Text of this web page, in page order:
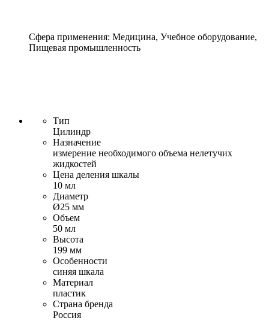
Сфера применения: Медицина, Учебное оборудование,
Пищевая промышленность
Тип
Цилиндр
Назначение
измерение необходимого объема нелетучих
жидкостей
Цена деления шкалы
10 мл
Диаметр
Ø25 мм
Объем
50 мл
Высота
199 мм
Особенности
синяя шкала
Материал
пластик
Страна бренда
Россия